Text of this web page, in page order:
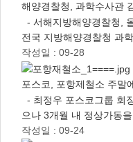
해양경찰청, 과학수사관
- 서해지방해양경찰청,
전국 지방해양경찰청 과
작성일 : 09-28
포스코, 포항제철소 주말
- 최정우 포스코그룹 회
으나 3개월 내 정상가동
작성일 : 09-24